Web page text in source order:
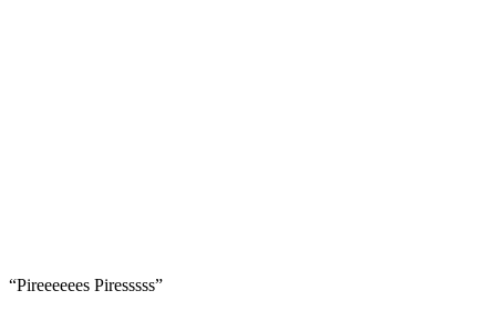
“Pireeeeees Piresssss”